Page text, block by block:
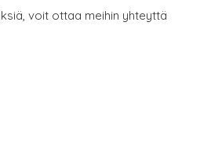
voit ottaa meihin yhteyttä